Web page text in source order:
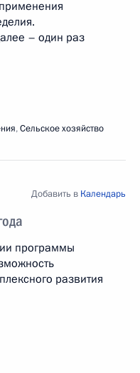
– один раз
,Сельское хозяйство
Добавить в Календарь
программы
развития